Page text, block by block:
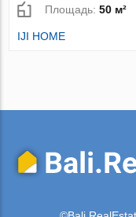
Площадь:50 м²
IJI HOME